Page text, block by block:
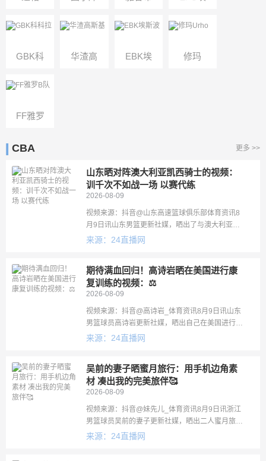
国际B 斯塔德 斯波
GBK科
科拉
华渣高 EBK埃 修玛
FF雅罗
CBA 更多 >>
山东晒对阵澳大利亚凯西骑士的视频：
训千次不如战一场 以赛代练
2026-08-09
视频来源：抖音@山东高速篮球俱乐部体育资讯8
月9日讯山东男篮更新社媒，晒出了与澳大利亚凯
西骑士队进行的四国男子篮球俱乐部邀请赛视频。
来源：24直播网
期待满血回归！高诗岩晒在美国进行康
复训练的视频：⚖️
2026-08-09
视频来源：抖音@高诗岩_体育资讯8月9日讯山东
男篮球员高诗岩更新社媒，晒出自己在美国进行康
复训练的视频。根据此前的报道，高诗岩的右膝左
来源：24直播网
吴前的妻子晒蜜月旅行：用手机边角素
材 凑出我的完美旅伴🥰
2026-08-09
视频来源：抖音@妹先儿_体育资讯8月9日讯浙江
男篮球员吴前的妻子更新社媒，晒出二人蜜月旅行
的视频。吴前的妻子配文写道：“用手机边角素材，
来源：24直播网